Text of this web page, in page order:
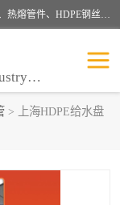
深圳市鑫润通管业有限公司专业生产批发：HDPE管材、热熔管件、HDPE钢丝骨架管、电熔管件、HDPE双壁波纹管、MPP电力管、井盖、PVC管材管件、PPR管材管件等；公司自创建以来，始终秉承“团结、务实、创新、守信”的服务宗旨，凭借专业的服务以及多年的勤奋拼搏，发展成为一家专业销售各种管材管件，绝缘电工套管及配件等系列产品的贸易公司。
Shenzhen Xinruntong Pipe Industry Co., Ltd
> 上海HDPE给水盘
通讯管